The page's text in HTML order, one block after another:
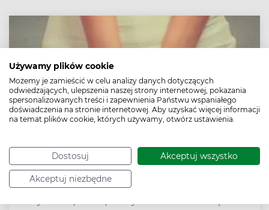
Używamy plików cookie
Możemy je zamieścić w celu analizy danych dotyczących
odwiedzających, ulepszenia naszej strony internetowej, pokazania
spersonalizowanych treści i zapewnienia Państwu wspaniałego
doświadczenia na stronie internetowej. Aby uzyskać więcej informacji
na temat plików cookie, których używamy, otwórz ustawienia.
Dostosuj Akceptuj wszystko
Akceptuj niezbędne
Grzybica pochwy – częsta dolegliwość, która
lubi wracać. Objawy grzybicy pochwy